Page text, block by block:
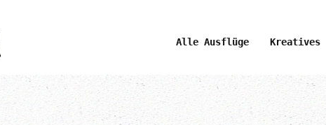
Alle Ausflüge Kreatives